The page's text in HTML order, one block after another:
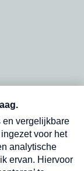
in
Verzend